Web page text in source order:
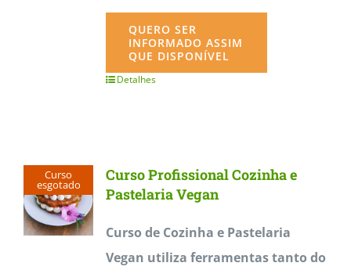
QUERO SER
INFORMADO ASSIM
QUE DISPONÍVEL
Detalhes
Curso
esgotado
Curso Profissional Cozinha e
Pastelaria Vegan
Curso de Cozinha e Pastelaria
Vegan utiliza ferramentas tanto do